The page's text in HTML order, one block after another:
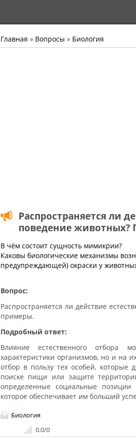
Главная » Вопросы » Биология
Распространяется ли
поведение животных?
В чём состоит сущность мимикрии?
Каковы биологические механизмы
предупреждающей) окраски у
Вопрос:
Распространяется ли действие
примеры.
Подробный ответ:
Влияние естественного отбора
характеристики организмов, но и на
отбор в пользу тех особей, которые
поиске пищи или защите
определенные социальные
которое обеспечивает им больший
Биология
0.0/0